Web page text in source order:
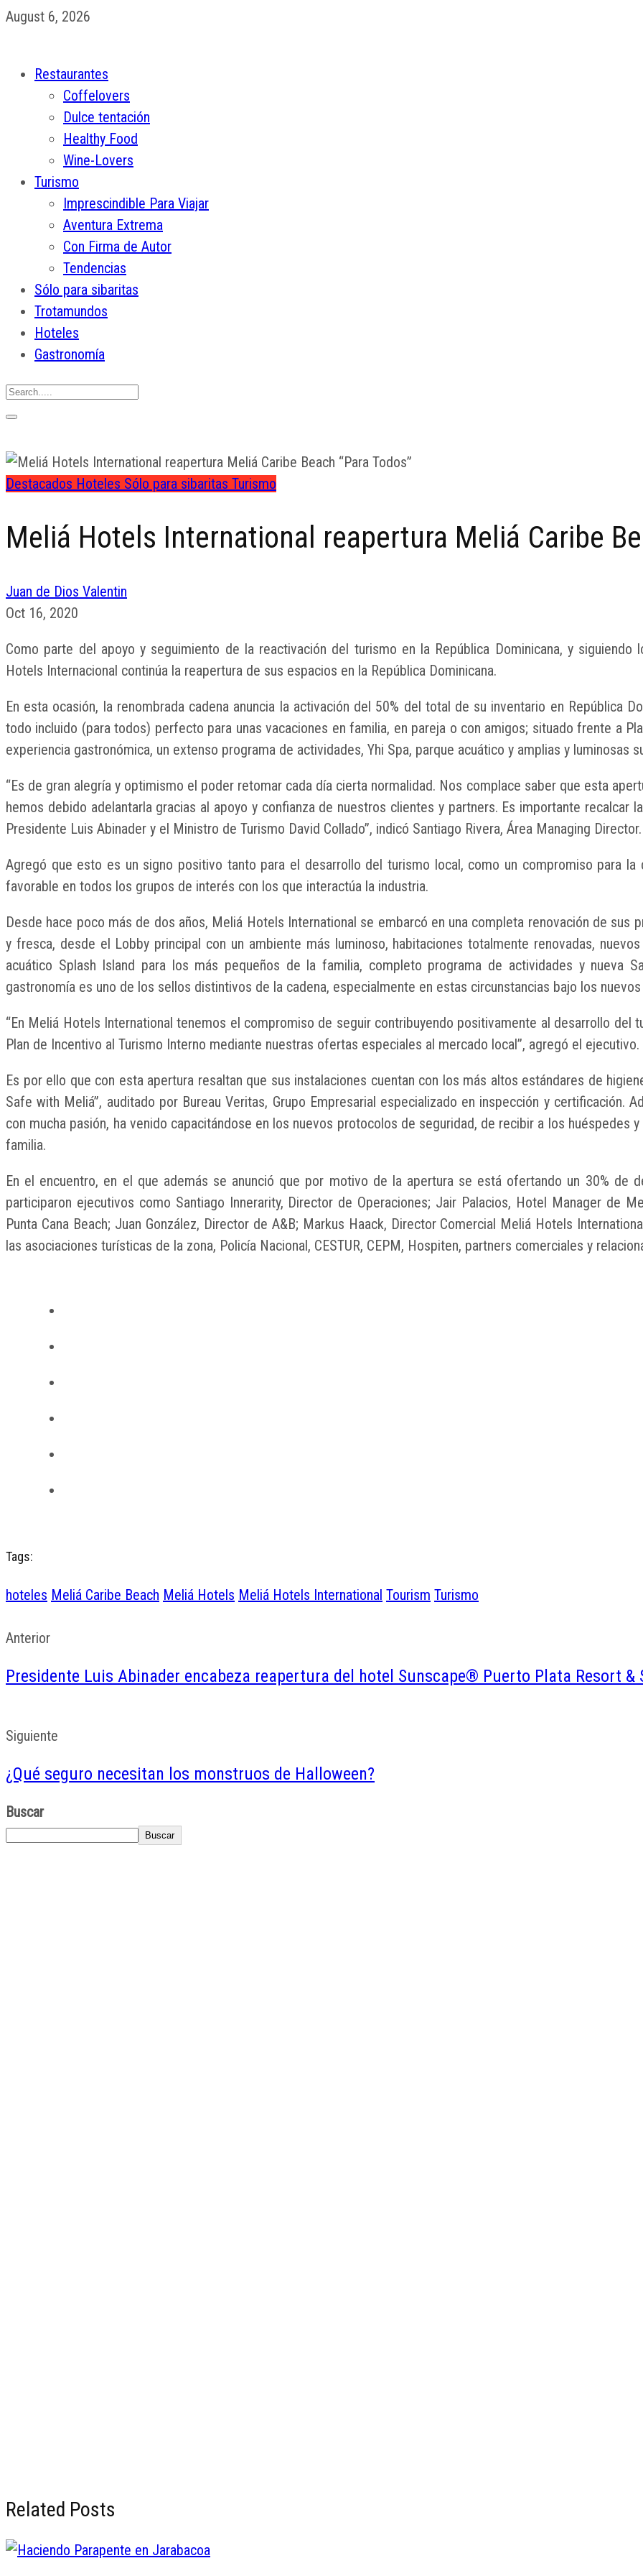
August 6, 2026
Restaurantes
Coffelovers
Dulce tentación
Healthy Food
Wine-Lovers
Turismo
Imprescindible Para Viajar
Aventura Extrema
Con Firma de Autor
Tendencias
Sólo para sibaritas
Trotamundos
Hoteles
Gastronomía
Destacados Hoteles Sólo para sibaritas Turismo
Meliá Hotels International reapertura Meliá Caribe
Juan de Dios Valentin
Oct 16, 2020
Como parte del apoyo y seguimiento de la reactivación del turismo en la República Dominicana, y
Hotels Internacional continúa la reapertura de sus espacios en la República Dominicana.
En esta ocasión, la renombrada cadena anuncia la activación del 50% del total de su inventario en República
todo incluido (para todos) perfecto para unas vacaciones en familia, en pareja o con amigos; situado frente a
experiencia gastronómica, un extenso programa de actividades, Yhi Spa, parque acuático y amplias y luminosas
“Es de gran alegría y optimismo el poder retomar cada día cierta normalidad. Nos complace saber que esta
hemos debido adelantarla gracias al apoyo y confianza de nuestros clientes y partners. Es importante recalcar
Presidente Luis Abinader y el Ministro de Turismo David Collado”, indicó Santiago Rivera, Área Managing
Agregó que esto es un signo positivo tanto para el desarrollo del turismo local, como un compromiso para
favorable en todos los grupos de interés con los que interactúa la industria.
Desde hace poco más de dos años, Meliá Hotels International se embarcó en una completa renovación de sus
y fresca, desde el Lobby principal con un ambiente más luminoso, habitaciones totalmente renovadas,
acuático Splash Island para los más pequeños de la familia, completo programa de actividades y nueva
gastronomía es uno de los sellos distintivos de la cadena, especialmente en estas circunstancias bajo los
“En Meliá Hotels International tenemos el compromiso de seguir contribuyendo positivamente al desarrollo del
Plan de Incentivo al Turismo Interno mediante nuestras ofertas especiales al mercado local”, agregó el ejecutivo.
Es por ello que con esta apertura resaltan que sus instalaciones cuentan con los más altos estándares de
Safe with Meliá”, auditado por Bureau Veritas, Grupo Empresarial especializado en inspección y certificación.
con mucha pasión, ha venido capacitándose en los nuevos protocolos de seguridad, de recibir a los huéspedes
familia.
En el encuentro, en el que además se anunció que por motivo de la apertura se está ofertando un 30% de
participaron ejecutivos como Santiago Innerarity, Director de Operaciones; Jair Palacios, Hotel Manager de
Punta Cana Beach; Juan González, Director de A&B; Markus Haack, Director Comercial Meliá Hotels
las asociaciones turísticas de la zona, Policía Nacional, CESTUR, CEPM, Hospiten, partners comerciales y
Tags:
hoteles Meliá Caribe Beach Meliá Hotels Meliá Hotels International Tourism Turismo
Anterior
Presidente Luis Abinader encabeza reapertura del hotel Sunscape® Puerto Plata Resort &
Siguiente
¿Qué seguro necesitan los monstruos de Halloween?
Buscar
Buscar
Related Posts